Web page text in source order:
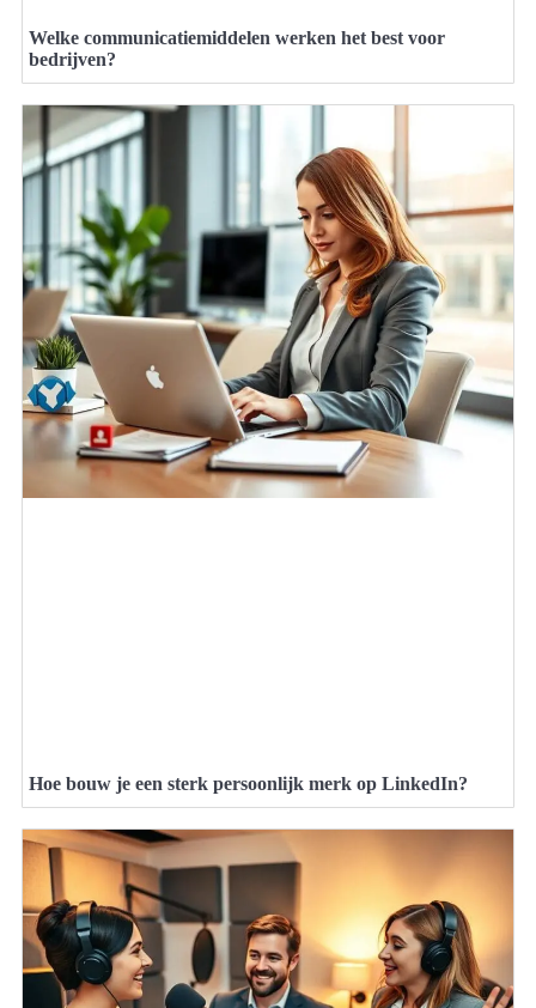
Welke communicatiemiddelen werken het best voor
bedrijven?
Hoe bouw je een sterk persoonlijk merk op LinkedIn?